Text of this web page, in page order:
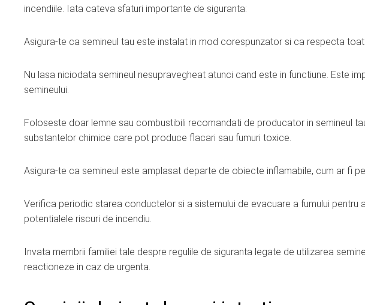
incendiile. Iata cateva sfaturi importante de siguranta:
Asigura-te ca semineul tau este instalat in mod corespunzator si ca respecta
Nu lasa niciodata semineul nesupravegheat atunci cand este in functiune. Este
semineului.
Foloseste doar lemne sau combustibili recomandati de producator in semineul
substantelor chimice care pot produce flacari sau fumuri toxice.
Asigura-te ca semineul este amplasat departe de obiecte inflamabile, cum ar fi
Verifica periodic starea conductelor si a sistemului de evacuare a fumului pentru
potentialele riscuri de incendiu.
Invata membrii familiei tale despre regulile de siguranta legate de utilizarea
reactioneze in caz de urgenta.